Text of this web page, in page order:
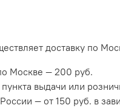
доставку по
Москве — 200 руб.
выдачи или
— от 150 руб. в